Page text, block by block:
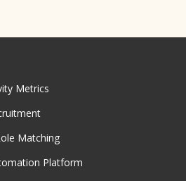
Metrics
Matching
Platform